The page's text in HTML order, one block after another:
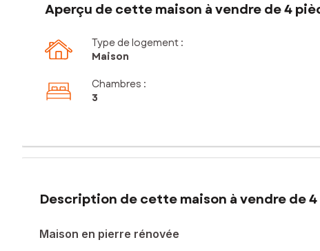
Aperçu de cette maison à vendre de 4
Type de logement :
Maison
Chambres :
3
Description de cette maison à vendre de 4
Maison en pierre rénovée